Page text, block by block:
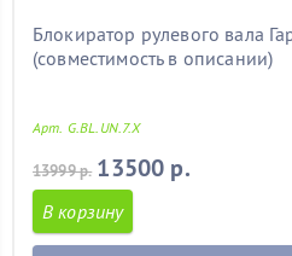
Блокиратор рулевого вала
(совместимость в описании)
Арт. G.BL.UN.7.X
13999 р. 13500 р.
В корзину